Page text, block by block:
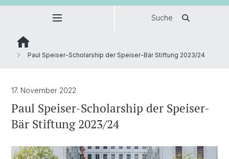
Suche
Paul Speiser-Scholarship der Speiser-Bär Stiftung 2023/24
17. November 2022
Paul Speiser-Scholarship der Speiser-
Bär Stiftung 2023/24